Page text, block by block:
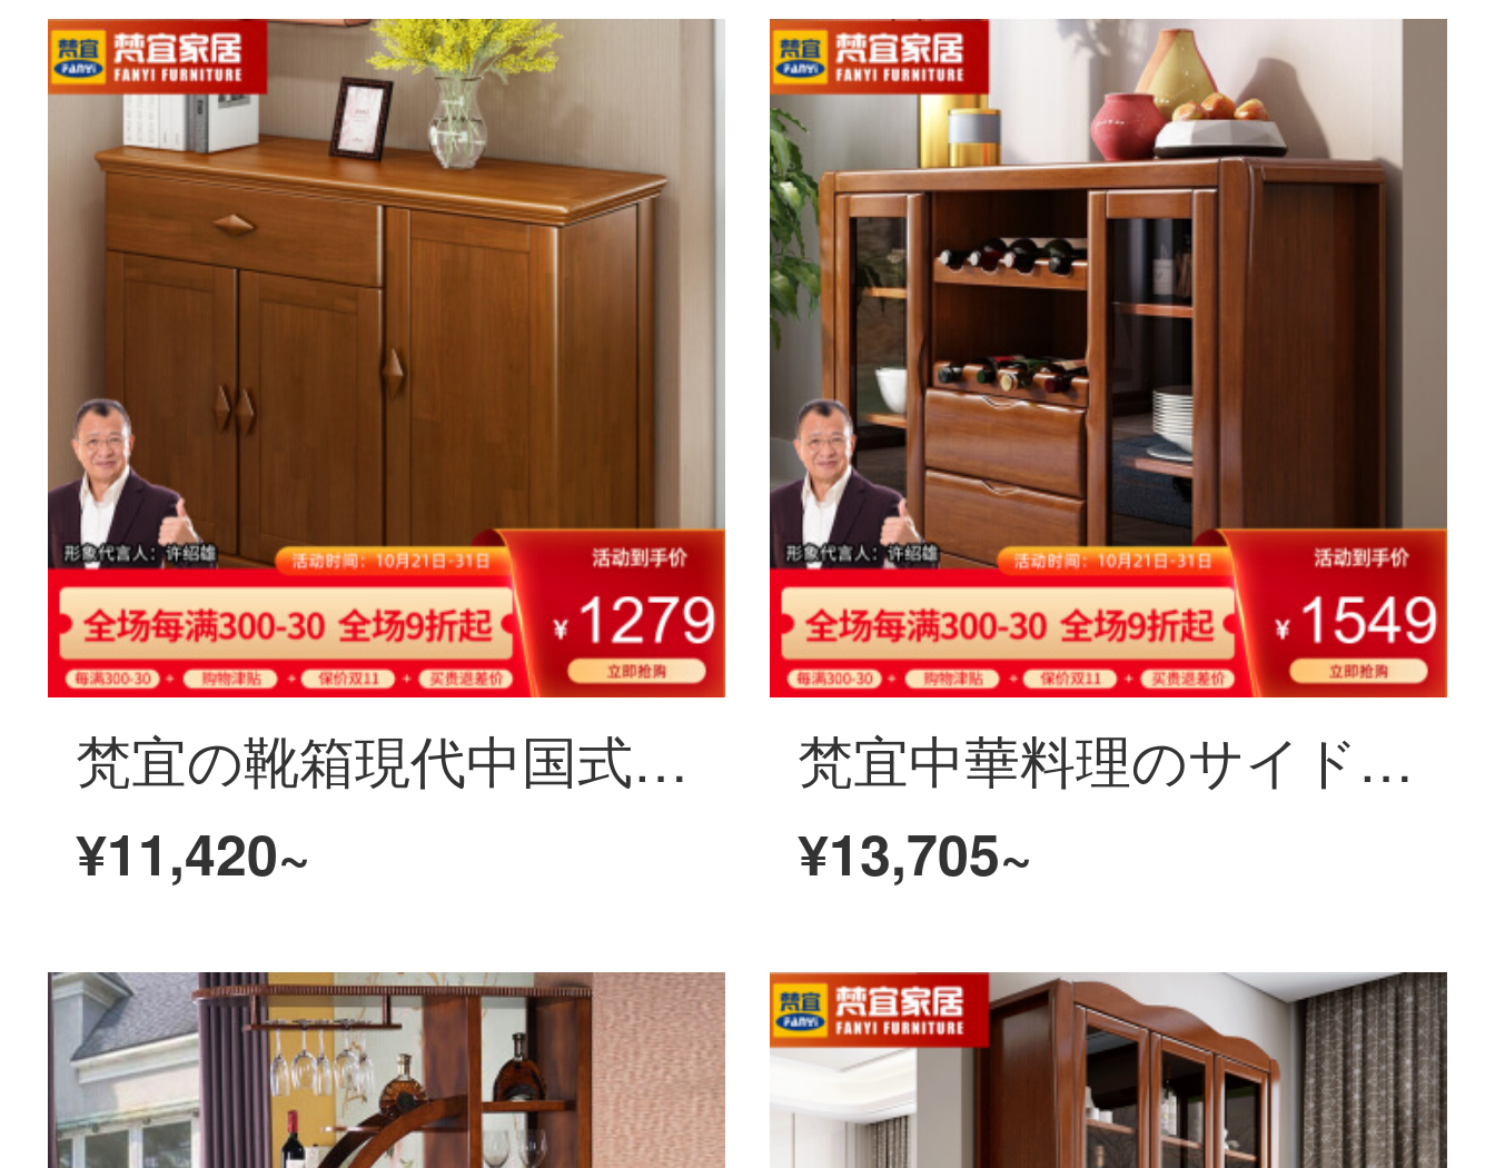
梵宜の靴箱現代中国式の木の靴の箱の双扉は靴の箱の扉を引き出します後で靴の箱の靴の棚が扉の箱の収納の逸品の家具の3つの靴の箱（胡桃色）を持ちます。
¥11,420~
梵宜中華料理のサイドキャビネットは現代で簡単で、木造レストランのお茶のキャビネットの多機能な食器棚と酒棚の台所のキャビネットは商品棚の逸品の家具を保管します。
¥13,705~